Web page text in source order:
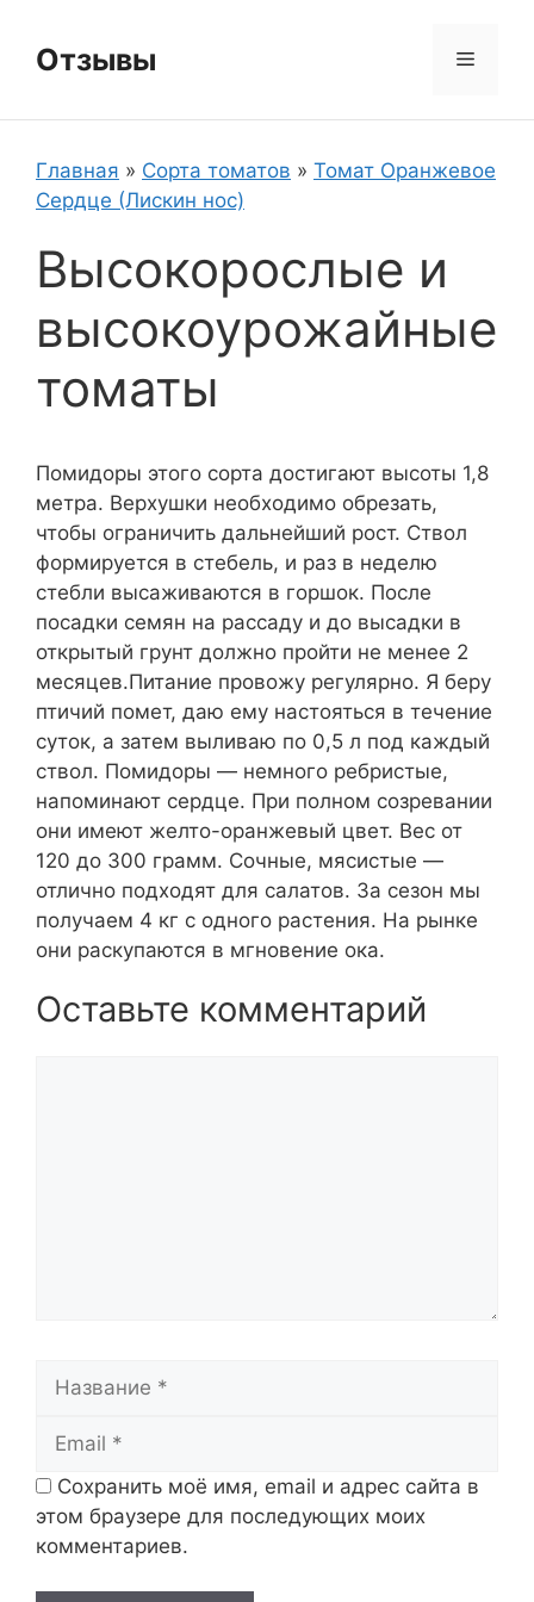
содержимому
Отзывы Меню
Главная » Сорта томатов » Томат Оранжевое
Сердце (Лискин нос)
Высокорослые и
высокоурожайные
томаты
Помидоры этого сорта достигают высоты 1,8
метра. Верхушки необходимо обрезать,
чтобы ограничить дальнейший рост. Ствол
формируется в стебель, и раз в неделю
стебли высаживаются в горшок. После
посадки семян на рассаду и до высадки в
открытый грунт должно пройти не менее 2
месяцев.Питание провожу регулярно. Я беру
птичий помет, даю ему настояться в течение
суток, а затем выливаю по 0,5 л под каждый
ствол. Помидоры — немного ребристые,
напоминают сердце. При полном созревании
они имеют желто-оранжевый цвет. Вес от
120 до 300 грамм. Сочные, мясистые —
отлично подходят для салатов. За сезон мы
получаем 4 кг с одного растения. На рынке
они раскупаются в мгновение ока.
Оставьте комментарий
Сохранить моё имя, email и адрес сайта в
этом браузере для последующих моих
комментариев.